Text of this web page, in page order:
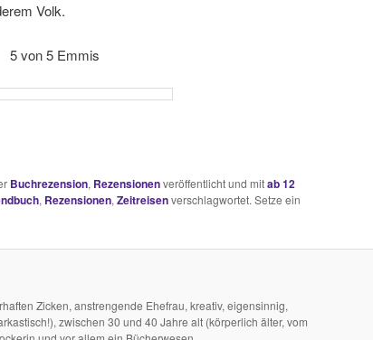
Volk.
5 von 5 Emmis
Buchrezension, Rezensionenveröffentlicht und mitab 12
, Rezensionen,Zeitreisenverschlagwortet. Setze ein
Zicken, anstrengende Ehefrau, kreativ, eigensinnig,
zwischen 30 und 40 Jahre alt (körperlich älter, vom